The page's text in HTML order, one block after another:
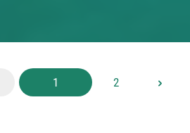
Seite
1 Seite
2